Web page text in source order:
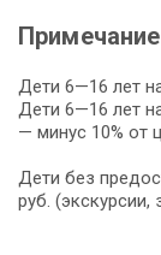
Примечание
Дети 6—16 лет
Дети 6—16 лет
— минус 10% от
Дети без
руб. (экскурсии,